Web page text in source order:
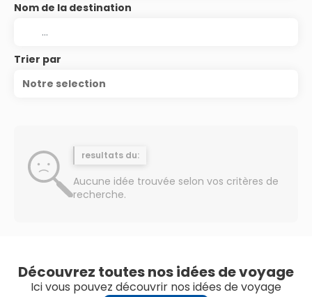
Nom de la destination
Trier par
Notre selection
resultats du:
Aucune idée trouvée selon vos critères de
recherche.
Découvrez toutes nos idées de voyage
Ici vous pouvez découvrir nos idées de voyage